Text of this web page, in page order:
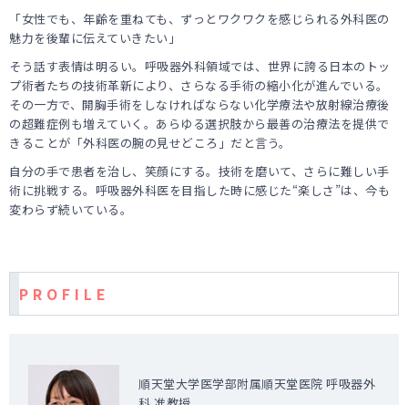
「女性でも、年齢を重ねても、ずっとワクワクを感じられる外科医の
魅力を後輩に伝えていきたい」
そう話す表情は明るい。呼吸器外科領域では、世界に誇る日本のトッ
プ術者たちの技術革新により、さらなる手術の縮小化が進んでいる。
その一方で、開胸手術をしなければならない化学療法や放射線治療後
の超難症例も増えていく。あらゆる選択肢から最善の治療法を提供で
きることが「外科医の腕の見せどころ」だと言う。
自分の手で患者を治し、笑顔にする。技術を磨いて、さらに難しい手
術に挑戦する。呼吸器外科医を目指した時に感じた“楽しさ”は、今も
変わらず続いている。
P R O F I L E
順天堂大学医学部附属順天堂医院 呼吸器外